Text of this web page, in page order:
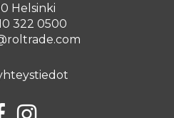
Helsinki
322 0500
FacebookInstagram